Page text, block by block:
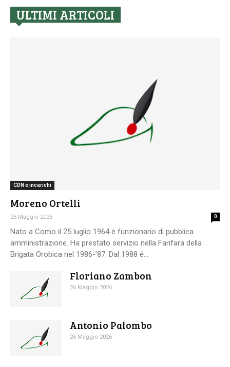
ULTIMI ARTICOLI
CDN e incarichi
Moreno Ortelli
26 Maggio 2026 0
Nato a Como il 25 luglio 1964 è funzionario di pubblica
amministrazione. Ha prestato servizio nella Fanfara della
Brigata Orobica nel 1986-’87. Dal 1988 è...
Floriano Zambon
26 Maggio 2026
Antonio Palombo
26 Maggio 2026